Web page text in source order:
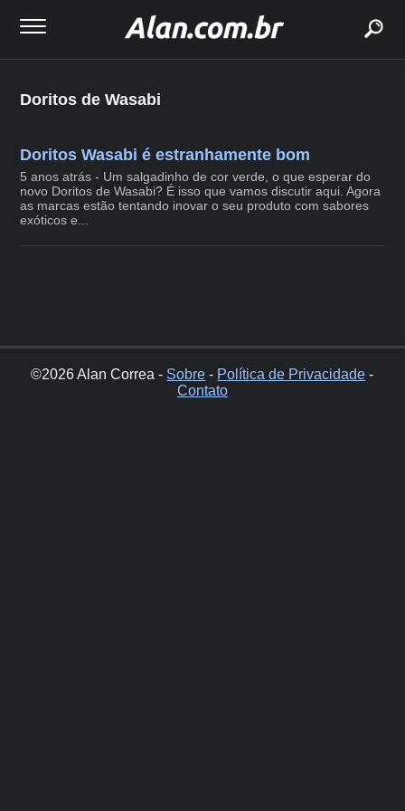
Doritos de Wasabi
Doritos Wasabi é estranhamente bom
5 anos atrás - Um salgadinho de cor verde, o que esperar do
novo Doritos de Wasabi? É isso que vamos discutir aqui. Agora
as marcas estão tentando inovar o seu produto com sabores
exóticos e...
©2026 Alan Correa - Sobre - Política de Privacidade -
Contato